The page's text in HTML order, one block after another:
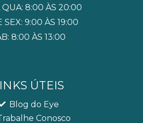
QUA: 8:00 ÀS 20:00
SEX: 9:00 ÀS 19:00
8:00 ÀS 13:00
ÚTEIS
Blog do Eye
Conosco